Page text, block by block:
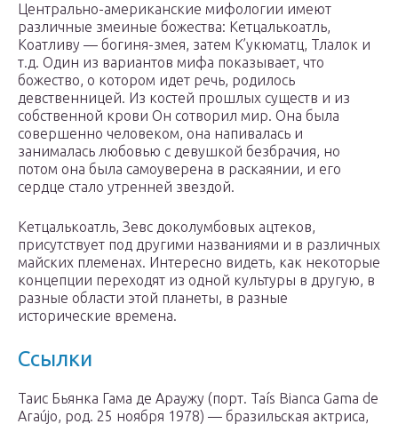
Центрально-американские мифологии имеют
различные змеиные божества: Кетцалькоатль,
Коатливу — богиня-змея, затем К’укюматц, Тлалок и
т.д. Один из вариантов мифа показывает, что
божество, о котором идет речь, родилось
девственницей. Из костей прошлых существ и из
собственной крови Он сотворил мир. Она была
совершенно человеком, она напивалась и
занималась любовью с девушкой безбрачия, но
потом она была самоуверена в раскаянии, и его
сердце стало утренней звездой.
Кетцалькоатль, Зевс доколумбовых ацтеков,
присутствует под другими названиями и в различных
майских племенах. Интересно видеть, как некоторые
концепции переходят из одной культуры в другую, в
разные области этой планеты, в разные
исторические времена.
Ссылки
Таис Бьянка Гама де Араужу (порт. Taís Bianca Gama de
Araújo, род. 25 ноября 1978) — бразильская актриса,